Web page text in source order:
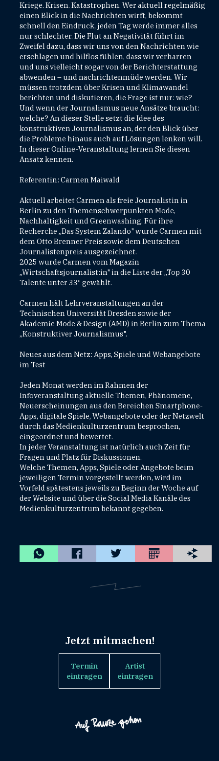
Kriege. Krisen. Katastrophen. Wer aktuell regelmäßig
einen Blick in die Nachrichten wirft, bekommt
schnell den Eindruck, jeden Tag werde immer alles
nur schlechter. Die Flut an Negativität führt im
Zweifel dazu, dass wir uns von den Nachrichten wie
erschlagen und hilflos fühlen, dass wir verharren
und uns vielleicht sogar von der Berichterstattung
abwenden – und nachrichtenmüde werden. Wir
müssen trotzdem über Krisen und Klimawandel
berichten und diskutieren, die Frage ist nur: wie?
Und wenn der Journalismus neue Ansätze braucht:
welche? An dieser Stelle setzt die Idee des
konstruktiven Journalismus an, der den Blick über
die Probleme hinaus auch auf Lösungen lenken will.
In dieser Online-Veranstaltung lernen Sie diesen
Ansatz kennen.
Referentin: Carmen Maiwald
Aktuell arbeitet Carmen als freie Journalistin in
Berlin zu den Themenschwerpunkten Mode,
Nachhaltigkeit und Greenwashing. Für ihre
Recherche „Das System Zalando" wurde Carmen mit
dem Otto Brenner Preis sowie dem Deutschen
Journalistenpreis ausgezeichnet.
2025 wurde Carmen vom Magazin
„Wirtschaftsjournalist:in" in die Liste der „Top 30
Talente unter 33“ gewählt.
Carmen hält Lehrveranstaltungen an der
Technischen Universität Dresden sowie der
Akademie Mode & Design (AMD) in Berlin zum Thema
„Konstruktiver Journalismus".
Neues aus dem Netz: Apps, Spiele und Webangebote
im Test
Jeden Monat werden im Rahmen der
Infoveranstaltung aktuelle Themen, Phänomene,
Neuerscheinungen aus den Bereichen Smartphone-
Apps, digitale Spiele, Webangebote oder der Netzwelt
durch das Medienkulturzentrum besprochen,
eingeordnet und bewertet.
In jeder Veranstaltung ist natürlich auch Zeit für
Fragen und Platz für Diskussionen.
Welche Themen, Apps, Spiele oder Angebote beim
jeweiligen Termin vorgestellt werden, wird im
Vorfeld spätestens jeweils zu Beginn der Woche auf
der Website und über die Social Media Kanäle des
Medienkulturzentrum bekannt gegeben.
Jetzt mitmachen!
Termin
eintragen
Artist
eintragen